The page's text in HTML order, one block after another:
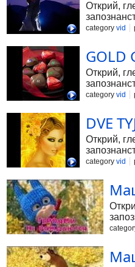
Открий,
category vid
GOLD
Открий,
category vid
DVE
Открий,
category vid